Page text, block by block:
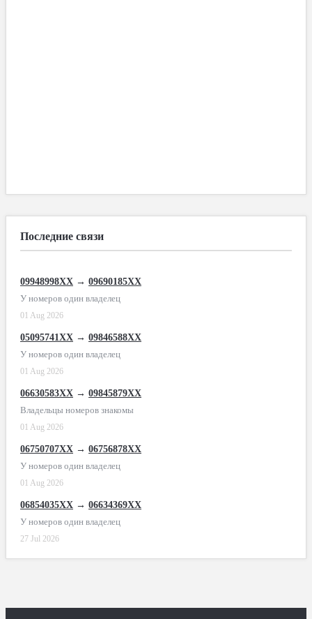
Последние связи
09948998XX → 09690185XX
У номеров один владелец
01 Aug 2026
05095741XX → 09846588XX
У номеров один владелец
01 Aug 2026
06630583XX → 09845879XX
Владельцы номеров знакомы
01 Aug 2026
06750707XX → 06756878XX
У номеров один владелец
01 Aug 2026
06854035XX → 06634369XX
У номеров один владелец
27 Jul 2026